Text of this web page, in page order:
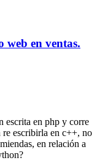
web en ventas.
escrita en php y corre
re escribirla en c++, no
en relación a